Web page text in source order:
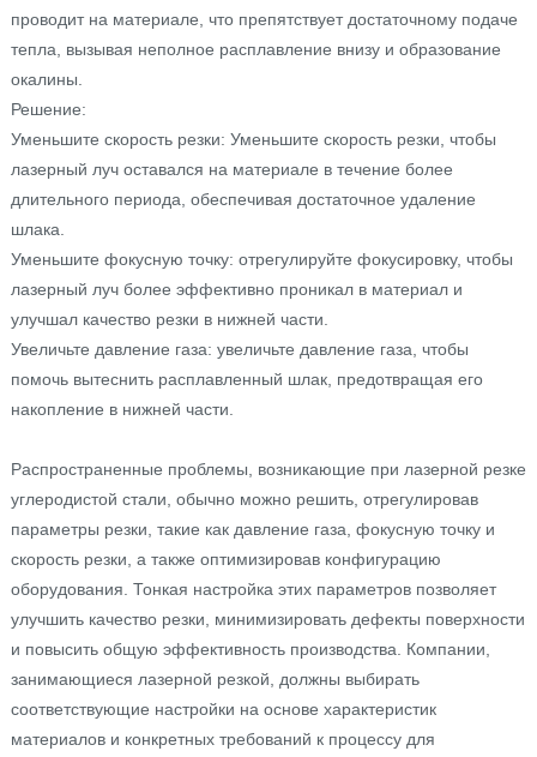
проводит на материале, что препятствует достаточному подаче
тепла, вызывая неполное расплавление внизу и образование
окалины.
Решение:
Уменьшите скорость резки: Уменьшите скорость резки, чтобы
лазерный луч оставался на материале в течение более
длительного периода, обеспечивая достаточное удаление
шлака.
Уменьшите фокусную точку: отрегулируйте фокусировку, чтобы
лазерный луч более эффективно проникал в материал и
улучшал качество резки в нижней части.
Увеличьте давление газа: увеличьте давление газа, чтобы
помочь вытеснить расплавленный шлак, предотвращая его
накопление в нижней части.
Распространенные проблемы, возникающие при лазерной резке
углеродистой стали, обычно можно решить, отрегулировав
параметры резки, такие как давление газа, фокусную точку и
скорость резки, а также оптимизировав конфигурацию
оборудования. Тонкая настройка этих параметров позволяет
улучшить качество резки, минимизировать дефекты поверхности
и повысить общую эффективность производства. Компании,
занимающиеся лазерной резкой, должны выбирать
соответствующие настройки на основе характеристик
материалов и конкретных требований к процессу для